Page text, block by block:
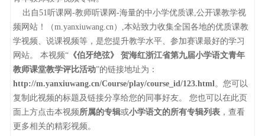
出自51听课网-教师听课网-海量的中小学优质课,公开课教学视
频网站！（m.yanxiuwang.cn）,本站致力收集全国各地的优质课教
学视频、说课视频等，是您提升教学水平、参加赛课最好的学习
网站。 本视频“ 《伯牙绝弦》 贺海红浙江省第九届小学语文青年
教师课堂教学评比活动”的链接地址为：
http://m.yanxiuwang.cn/Course/play/course_id/123.html。您可以
复制此视频的标题及链接分享给您的同事好友。 您也可以在此页
面上方点击本视频所属的专辑或小学语文的所有专辑列表 ，查看
更多相关的精彩视频。